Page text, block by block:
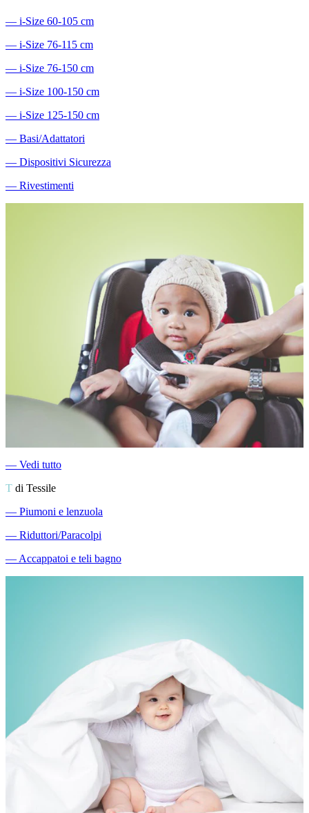
― i-Size 60-105 cm
― i-Size 76-115 cm
― i-Size 76-150 cm
― i-Size 100-150 cm
― i-Size 125-150 cm
― Basi/Adattatori
― Dispositivi Sicurezza
― Rivestimenti
― Vedi tutto
T di Tessile
― Piumoni e lenzuola
― Riduttori/Paracolpi
―Accappatoi e teli bagno